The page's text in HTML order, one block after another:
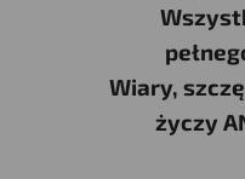
Wiary,
życzy